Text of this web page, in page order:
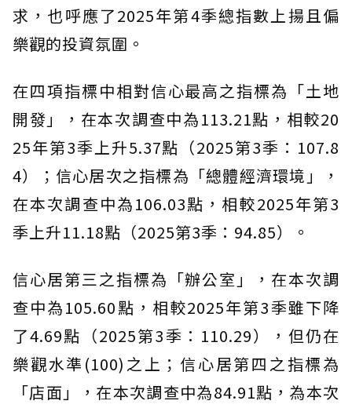
求，也呼應了2025年第4季總指數上揚且偏
樂觀的投資氛圍。
在四項指標中相對信心最高之指標為「土地
開發」，在本次調查中為113.21點，相較20
25年第3季上升5.37點（2025第3季：107.8
4）；信心居次之指標為「總體經濟環境」，
在本次調查中為106.03點，相較2025年第3
季上升11.18點（2025第3季：94.85）。
信心居第三之指標為「辦公室」，在本次調
查中為105.60點，相較2025年第3季雖下降
了4.69點（2025第3季：110.29），但仍在
樂觀水準(100)之上；信心居第四之指標為
「店面」，在本次調查中為84.91點，為本次